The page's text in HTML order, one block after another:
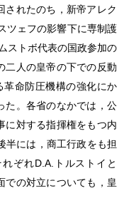
されたのち，新帝アレク
ツェフの影響下に専制護
ストボ代表の国政参加の
二人の皇帝の下での反動
命防圧機構の強化にか
た。各省のなかでは，公
に対する指揮権をもつ内
半には，商工行政をも担
ぞれD.A.トルストイと
での対立についても，皇